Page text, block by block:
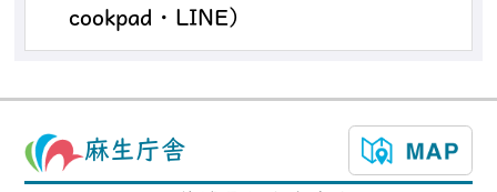
cookpad・LINE）
麻生庁舎